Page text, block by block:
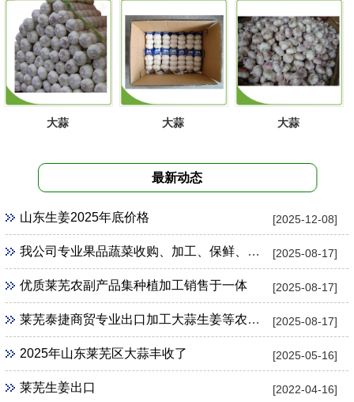
大蒜 大蒜 大蒜
最新动态
[2025-12-08]
山东生姜2025年底价格
[2025-08-17]
我公司专业果品蔬菜收购、加工、保鲜、存贮、国内配送、外销出口
[2025-08-17]
优质莱芜农副产品集种植加工销售于一体
[2025-08-17]
莱芜泰捷商贸专业出口加工大蒜生姜等农副产品
[2025-05-16]
2025年山东莱芜区大蒜丰收了
[2022-04-16]
莱芜生姜出口